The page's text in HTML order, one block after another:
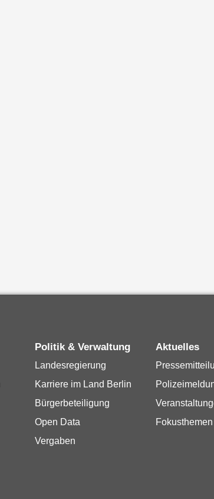
Politik & Verwaltung
Landesregierung
Karriere im Land Berlin
Bürgerbeteiligung
Open Data
Vergaben
Aktuelles
Fokusthemen